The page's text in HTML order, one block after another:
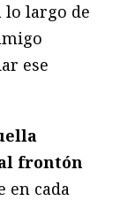
lo largo de
ese
frontón
en cada